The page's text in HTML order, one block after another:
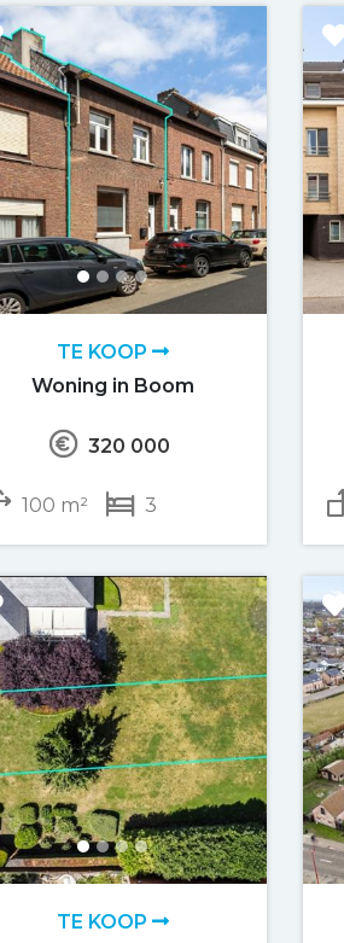
TE KOOP
Woning in Boom
320 000
100 m² 3
TE KOOP